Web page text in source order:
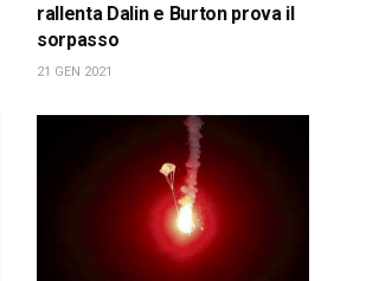
rallenta Dalin e Burton prova il
sorpasso
21 GEN 2021